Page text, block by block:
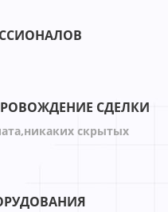
СДЕЛКИ
скрытых